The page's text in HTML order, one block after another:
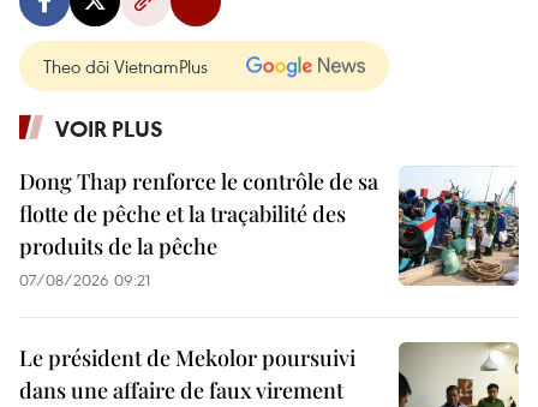
Theo dõi VietnamPlus
VOIR PLUS
Dong Thap renforce le contrôle de sa
flotte de pêche et la traçabilité des
produits de la pêche
07/08/2026 09:21
Le président de Mekolor poursuivi
dans une affaire de faux virement